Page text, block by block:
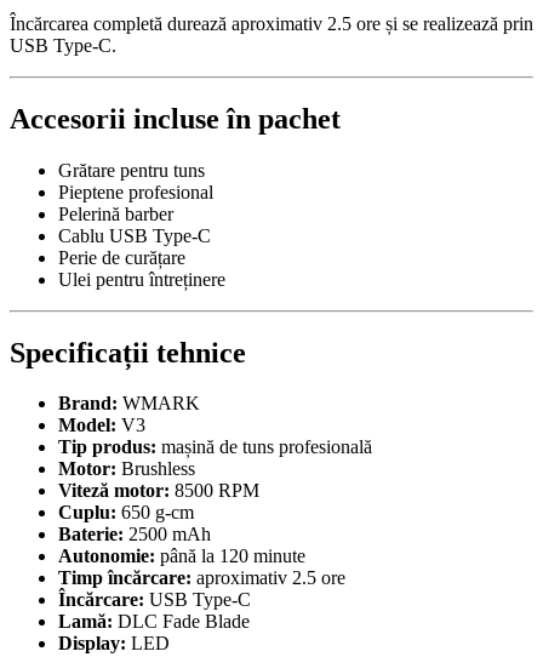
Încărcarea completă durează aproximativ 2.5 ore și se realizează prin
USB Type-C.
Accesorii incluse în pachet
Grătare pentru tuns
Pieptene profesional
Pelerină barber
Cablu USB Type-C
Perie de curățare
Ulei pentru întreținere
Specificații tehnice
Brand: WMARK
Model: V3
Tip produs: mașină de tuns profesională
Motor: Brushless
Viteză motor: 8500 RPM
Cuplu: 650 g-cm
Baterie: 2500 mAh
Autonomie: până la 120 minute
Timp încărcare: aproximativ 2.5 ore
Încărcare: USB Type-C
Lamă: DLC Fade Blade
Display: LED